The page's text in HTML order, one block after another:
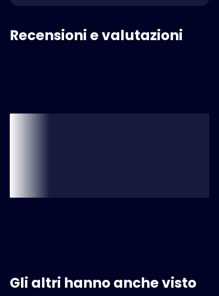
Recensioni e valutazioni
Gli altri hanno anche visto